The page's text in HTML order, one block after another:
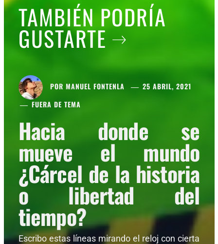
TAMBIÉN PODRÍA
GUSTARTE
POR MANUEL FONTENLA
25 ABRIL, 2021
FUERA DE TEMA
Hacia donde se
mueve el mundo
¿Cárcel de la historia
o libertad del
tiempo?
Escribo estas líneas mirando el reloj con cierta